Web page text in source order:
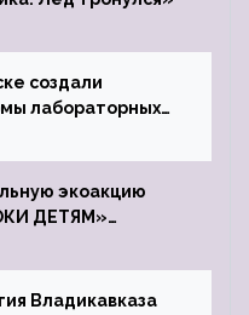
создали
лабораторных
экоакцию
ДЕТЯМ»
Владикавказа